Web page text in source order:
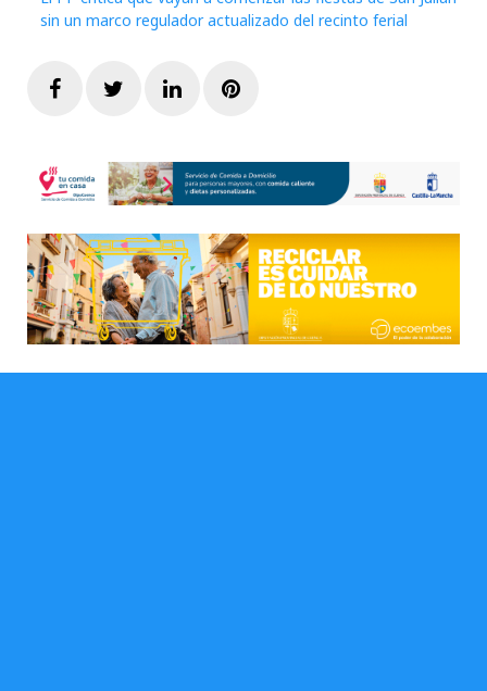
sin un marco regulador actualizado del recinto ferial
FacebookTwitterLinkedInPinterest